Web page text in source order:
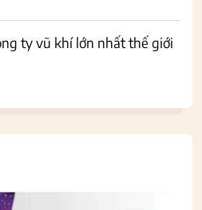
ty vũ khí lớn nhất thế giới